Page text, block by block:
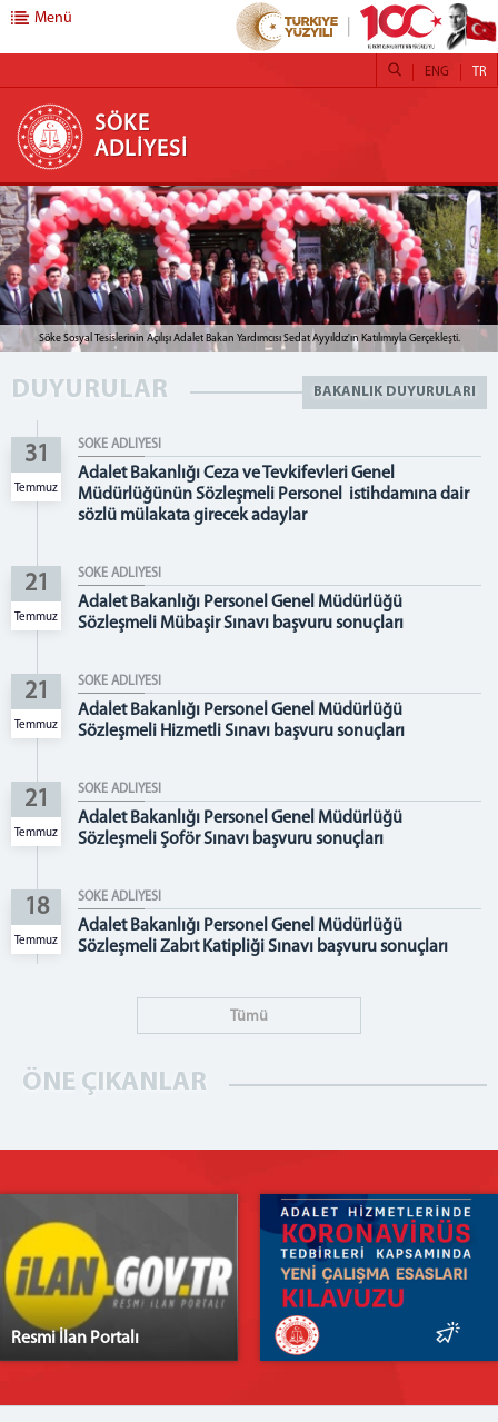
SÖKE ADLİYESİ
BAŞSAVCILIK
Cumhuriyet Başsavcısı
Cumhuriyet Savcıları
Cumhuriyet Başsavcılığı Birimleri
Medya İletişim Bürosu
İdari İşler Müdürlüğü
Avukat Ödemeleri
KOMİSYON
Adalet Komisyonu Başkanlığı
Bilirkişi Listeleri
MAHKEMELER
Mahkemelerimiz
Hakim İzin Listesi
ADLİYEMİZ
Adalet Sarayı
Lojman
Mülhakatlar
Kuşadası Adliye Lojmanı
Didim Adliyesi
Didim Adliye Lojmanı
Bilgi İşlem Bürosu
Bilgisayar Açılış Şifresi Alma
E posta Şifresi Alma
Habreci şifresi alma
İletişim
Santral
Telefon Rehberi
DİĞER BİRİMLER
Menü
SÖKE
ADLİYESİ
TR
ENG
Söke Sosyal Tesislerinin Açılışı Adalet Bakan Yardımcısı Sedat Ayyıldız'ın Katılımıyla Gerçekleşti.
BAKANLIK DUYURULARI
DUYURULAR
31
Temmuz
SÖKE ADLİYESİ
Adalet Bakanlığı Ceza ve Tevkifevleri Genel
Müdürlüğünün Sözleşmeli Personel istihdamına dair
sözlü mülakata girecek adaylar
21
Temmuz
SÖKE ADLİYESİ
Adalet Bakanlığı Personel Genel Müdürlüğü
Sözleşmeli Mübaşir Sınavı başvuru sonuçları
21
Temmuz
SÖKE ADLİYESİ
Adalet Bakanlığı Personel Genel Müdürlüğü
Sözleşmeli Hizmetli Sınavı başvuru sonuçları
21
Temmuz
SÖKE ADLİYESİ
Adalet Bakanlığı Personel Genel Müdürlüğü
Sözleşmeli Şoför Sınavı başvuru sonuçları
18
Temmuz
SÖKE ADLİYESİ
Adalet Bakanlığı Personel Genel Müdürlüğü
Sözleşmeli Zabıt Katipliği Sınavı başvuru sonuçları
Tümü
ÖNE ÇIKANLAR
Resmi İlan Portalı